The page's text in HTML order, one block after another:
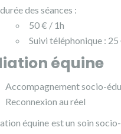
des séances :
50 € / 1h
Suivi téléphonique :
équine
Accompagnement socio-
Reconnexion au réel
équine est un soin